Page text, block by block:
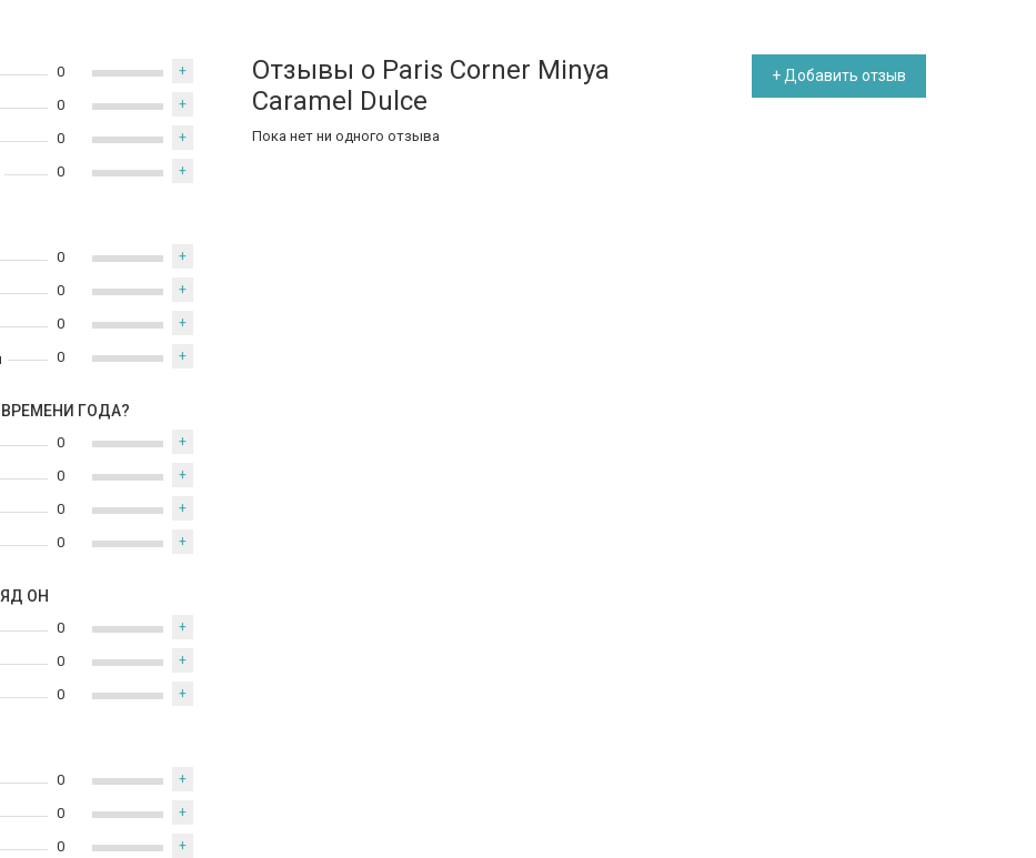
0 +
0 +
0 +
0 +
0 +
0 +
0 +
0 +
ГОДА?
0 +
0 +
0 +
0 +
ОН
0 +
0 +
0 +
0 +
0 +
0 +
Отзывы о Paris Corner Minya
Caramel Dulce
+ Добавить отзыв
Пока нет ни одного отзыва